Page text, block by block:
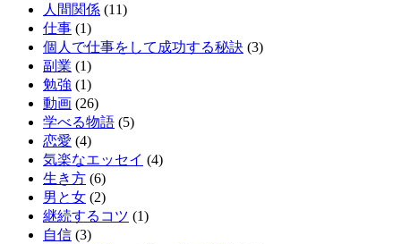
人間関係 (11)
仕事 (1)
個人で仕事をして成功する秘訣 (3)
副業 (1)
勉強 (1)
動画 (26)
学べる物語 (5)
恋愛 (4)
気楽なエッセイ (4)
生き方 (6)
男と女 (2)
継続するコツ (1)
自信 (3)